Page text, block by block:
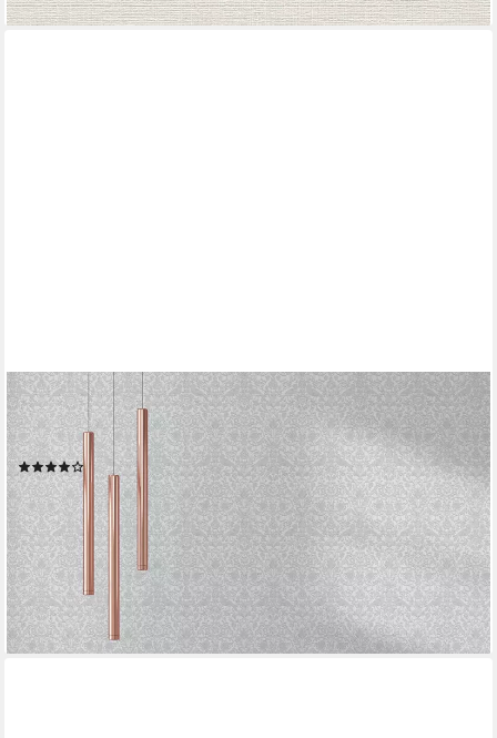
MARBURG
Vliestapete Baroque Beauty, ornamental, moderne Vliestapete
für Wohnzimmer Schlafzimmer Küche
(1)
ab 33,79 € UVP 65,45 €
(6,34 €/ 1 qm)
-48%
lieferbar - in 3-4 Werktagen bei dir